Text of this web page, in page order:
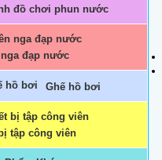
đồ chơi phun nước
đạp nước
Ghế hồ bơi
tập công viên